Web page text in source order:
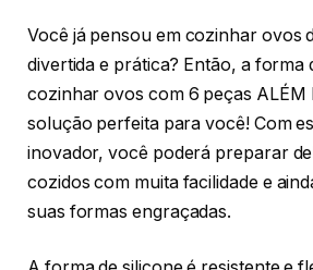
Você já pensou em cozinhar ovos
divertida e prática? Então, a forma
cozinhar ovos com 6 peças ALÉM
solução perfeita para você! Com
inovador, você poderá preparar
cozidos com muita facilidade e
suas formas engraçadas.